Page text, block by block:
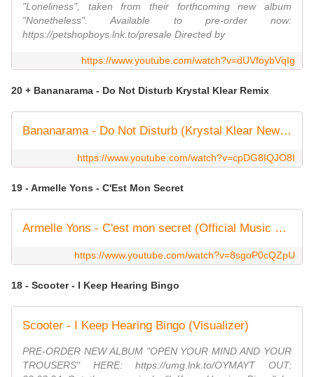
"Loneliness", taken from their forthcoming new album
"Nonetheless". Available to pre-order now:
https://petshopboys.lnk.to/presale Directed by
https://www.youtube.com/watch?v=dUVfoybVqIg
20 + Bananarama - Do Not Disturb Krystal Klear Remix
Bananarama - Do Not Disturb (Krystal Klear New Wave Edit) (Lyric Video)
https://www.youtube.com/watch?v=cpDG8IQJO8I
19 - Armelle Yons - C'Est Mon Secret
Armelle Yons - C'est mon secret (Official Music Video)
https://www.youtube.com/watch?v=8sgoP0cQZpU
18 - Scooter - I Keep Hearing Bingo
Scooter - I Keep Hearing Bingo (Visualizer)
PRE-ORDER NEW ALBUM "OPEN YOUR MIND AND YOUR
TROUSERS" HERE: https://umg.lnk.to/OYMAYT OUT: